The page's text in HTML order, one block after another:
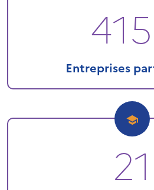
Entreprises
21